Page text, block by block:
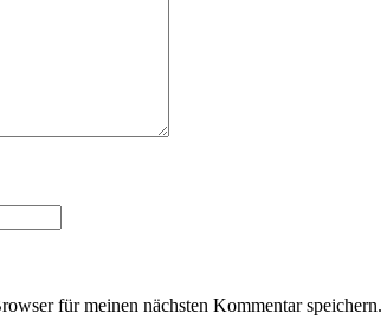
für meinen nächsten Kommentar speichern.